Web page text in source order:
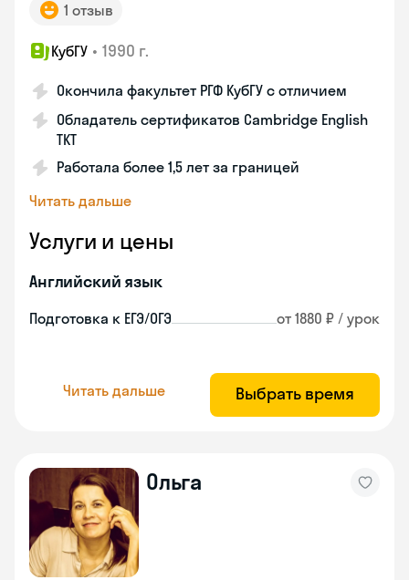
1 отзыв
КубГУ • 1990 г.
Окончила факультет РГФ КубГУ с отличием
Обладатель сертификатов Cambridge English
TKT
Работала более 1,5 лет за границей
Читать дальше
Услуги и цены
Английский язык
Подготовка к ЕГЭ/ОГЭ от 1880 ₽ / урок
Читать дальше Выбрать время
Ольга